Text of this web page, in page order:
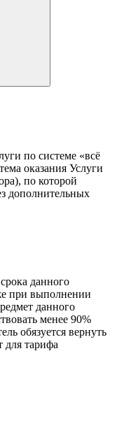
по системе «всё
оказания Услуги
по которой
дополнительных
данного
при выполнении
данного
менее 90%
обязуется вернуть
для тарифа